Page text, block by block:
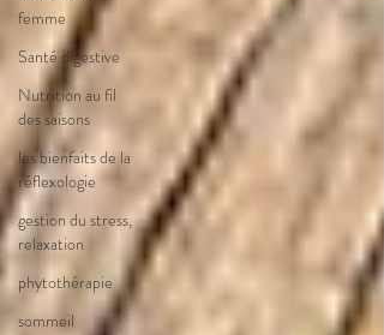
femme
Santé digestive
Nutrition au fil
des saisons
les bienfaits de la
réflexologie
gestion du stress,
relaxation
phytothérapie
sommeil